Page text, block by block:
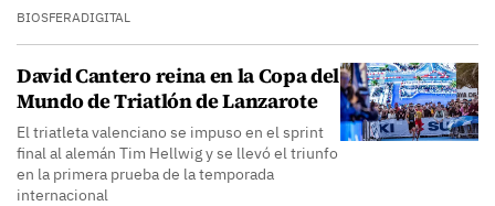
BIOSFERADIGITAL
David Cantero reina en la Copa del
Mundo de Triatlón de Lanzarote
El triatleta valenciano se impuso en el sprint
final al alemán Tim Hellwig y se llevó el triunfo
en la primera prueba de la temporada
internacional